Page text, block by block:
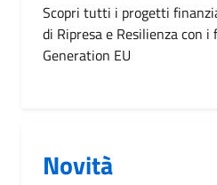
Scopri tutti i progetti
di Ripresa e Resilienza con
Generation EU
Novità